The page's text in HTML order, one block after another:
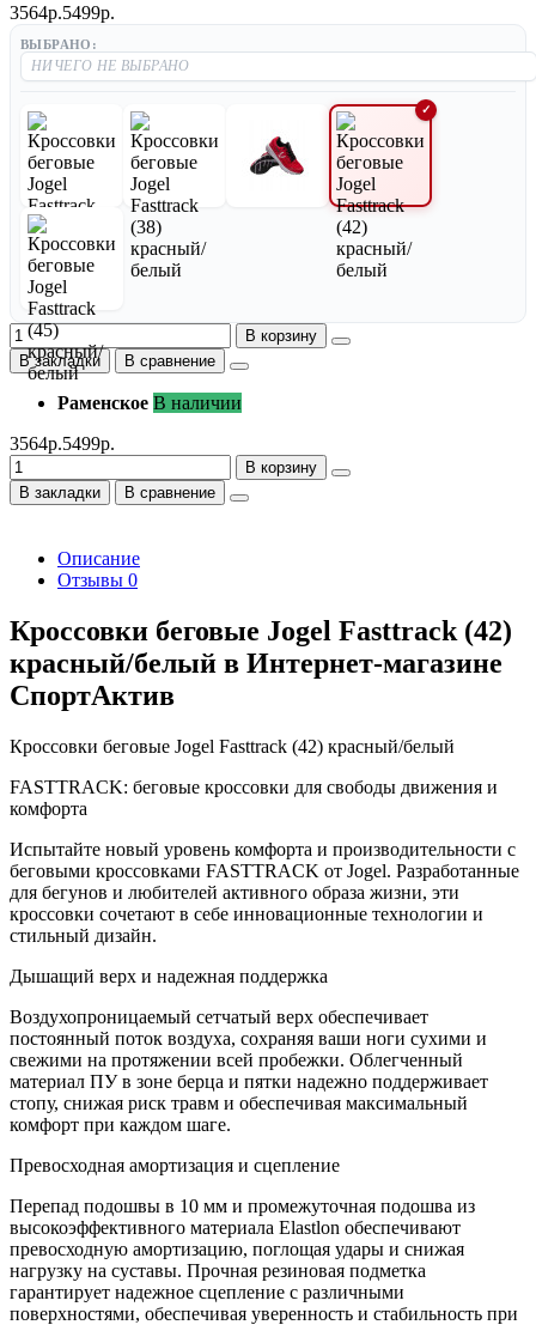
3564р.5499р.
ВЫБРАНО:
В корзину
В закладки
В сравнение
Раменское В наличии
3564р.5499р.
В корзину
В закладки
В сравнение
Описание
Отзывы 0
Кроссовки беговые Jogel Fasttrack (42)
красный/белый в Интернет-магазине
СпортАктив
Кроссовки беговые Jogel Fasttrack (42) красный/белый
FASTTRACK: беговые кроссовки для свободы движения и
комфорта
Испытайте новый уровень комфорта и производительности с
беговыми кроссовками FASTTRACK от Jogel. Разработанные
для бегунов и любителей активного образа жизни, эти
кроссовки сочетают в себе инновационные технологии и
стильный дизайн.
Дышащий верх и надежная поддержка
Воздухопроницаемый сетчатый верх обеспечивает
постоянный поток воздуха, сохраняя ваши ноги сухими и
свежими на протяжении всей пробежки. Облегченный
материал ПУ в зоне берца и пятки надежно поддерживает
стопу, снижая риск травм и обеспечивая максимальный
комфорт при каждом шаге.
Превосходная амортизация и сцепление
Перепад подошвы в 10 мм и промежуточная подошва из
высокоэффективного материала Elastlon обеспечивают
превосходную амортизацию, поглощая удары и снижая
нагрузку на суставы. Прочная резиновая подметка
гарантирует надежное сцепление с различными
поверхностями, обеспечивая уверенность и стабильность при